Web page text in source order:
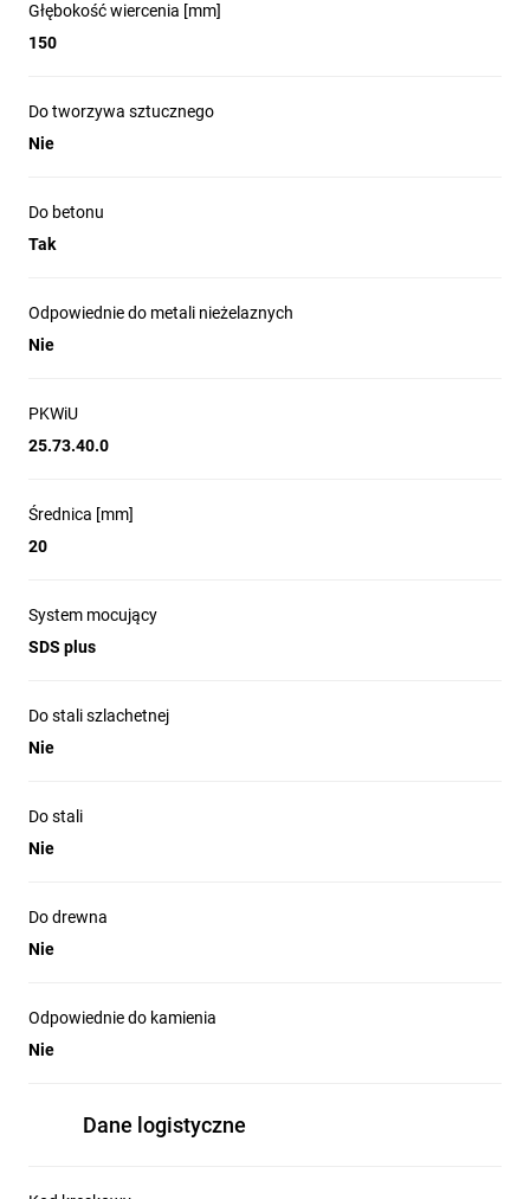
Głębokość wiercenia [mm]
150
Do tworzywa sztucznego
Nie
Do betonu
Tak
Odpowiednie do metali nieżelaznych
Nie
PKWiU
25.73.40.0
Średnica [mm]
20
System mocujący
SDS plus
Do stali szlachetnej
Nie
Do stali
Nie
Do drewna
Nie
Odpowiednie do kamienia
Nie
Dane logistyczne